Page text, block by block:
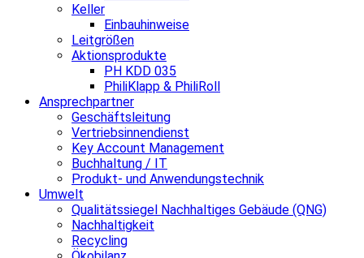
Keller
Einbauhinweise
Leitgrößen
Aktionsprodukte
PH KDD 035
PhiliKlapp & PhiliRoll
Ansprechpartner
Geschäftsleitung
Vertriebsinnendienst
Key Account Management
Buchhaltung / IT
Produkt- und Anwendungstechnik
Umwelt
Qualitätssiegel Nachhaltiges Gebäude (QNG)
Nachhaltigkeit
Recycling